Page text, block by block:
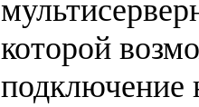
которой
подключение